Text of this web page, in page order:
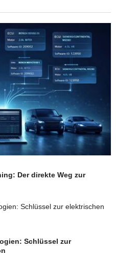
Der direkte Weg zur
Schlüssel zur